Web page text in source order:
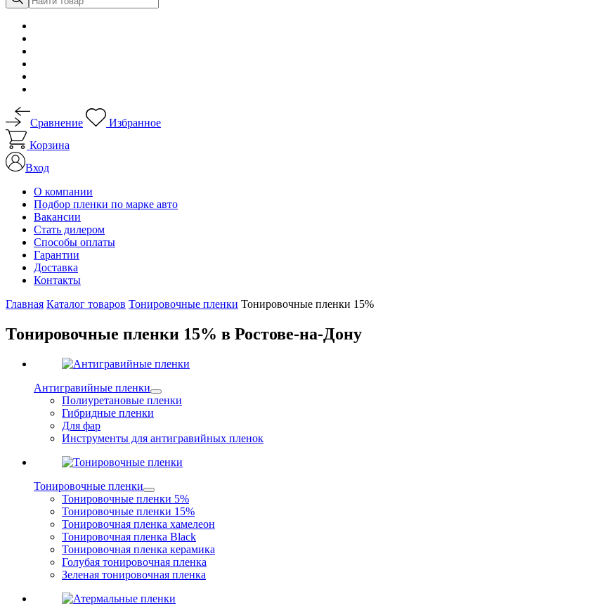
Сравнение
Избранное
Корзина
Вход
О компании
Подбор пленки по марке авто
Вакансии
Стать дилером
Способы оплаты
Гарантии
Доставка
Контакты
Главная Каталог товаров Тонировочные пленки Тонировочные пленки 15%
Тонировочные пленки 15% в Ростове-на-Дону
Антигравийные пленки
Полиуретановые пленки
Гибридные пленки
Для фар
Инструменты для антигравийных пленок
Тонировочные пленки
Тонировочные пленки 5%
Тонировочные пленки 15%
Тонировочная пленка хамелеон
Тонировочная пленка Black
Тонировочная пленка керамика
Голубая тонировочная пленка
Зеленая тонировочная пленка